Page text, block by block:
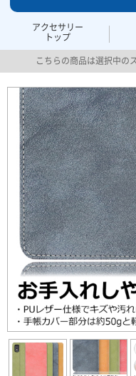
アクセサリー
トップ
こちらの商品は選択中の